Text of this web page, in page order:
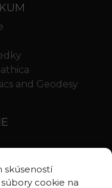
skúseností
cookie na
and Geodesy